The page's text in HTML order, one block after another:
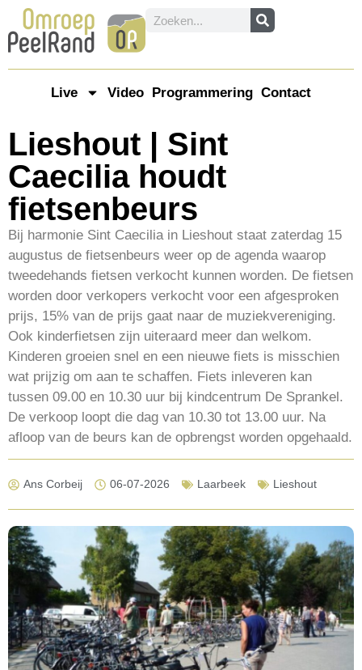
Live Video Programmering Contact
Lieshout | Sint
Caecilia houdt
fietsenbeurs
Bij harmonie Sint Caecilia in Lieshout staat zaterdag 15
augustus de fietsenbeurs weer op de agenda waarop
tweedehands fietsen verkocht kunnen worden. De fietsen
worden door verkopers verkocht voor een afgesproken
prijs, 15% van de prijs gaat naar de muziekvereniging.
Ook kinderfietsen zijn uiteraard meer dan welkom.
Kinderen groeien snel en een nieuwe fiets is misschien
wat prijzig om aan te schaffen. Fiets inleveren kan
tussen 09.00 en 10.30 uur bij kindcentrum De Sprankel.
De verkoop loopt die dag van 10.30 tot 13.00 uur. Na
afloop van de beurs kan de opbrengst worden opgehaald.
Ans Corbeij 06-07-2026 Laarbeek Lieshout